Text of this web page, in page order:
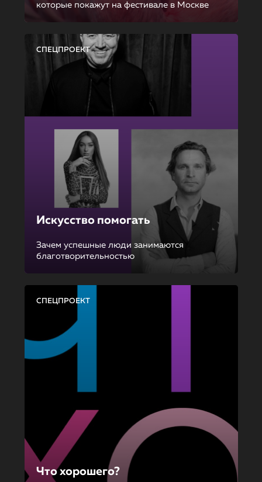
которые покажут на фестивале в Москве
СПЕЦПРОЕКТ
Искусство помогать
Зачем успешные люди занимаются
благотворительностью
СПЕЦПРОЕКТ
Что хорошего?